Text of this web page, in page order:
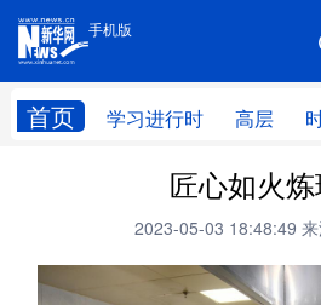
手机版
首页 学习进行时 高层
手机版
网站地图
高层
财经
思客智库
匠心如火
2023-05-03 18:48:49